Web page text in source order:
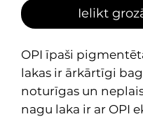
Ielikt
OPI īpaši
lakas ir ārkārtīgi
noturīgas un
nagu laka ir ar OPI